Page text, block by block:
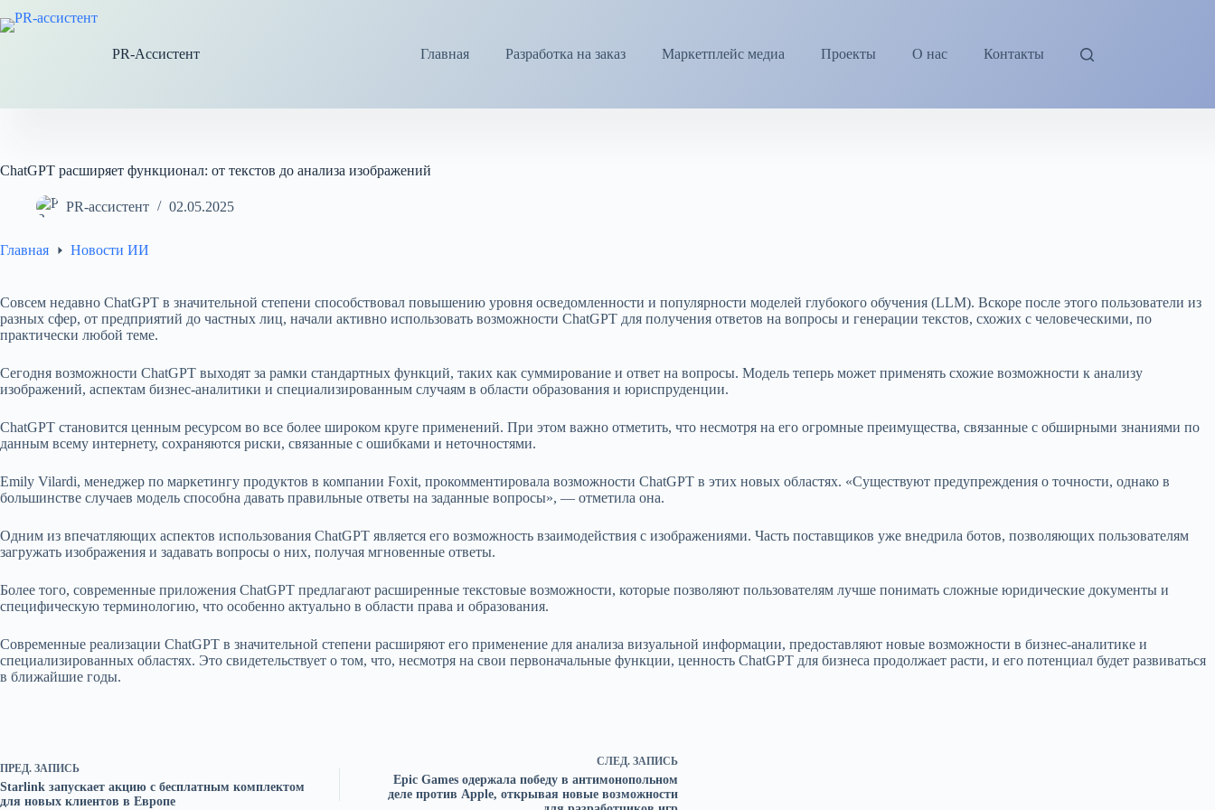
к
PR-Ассистент
Главная Разработка на заказ Маркетплейс медиа Проекты О нас Контакты
ChatGPT расширяет функционал: от текстов до анализа изображений
PR-ассистент 02.05.2025
Главная Новости ИИ
Совсем недавно ChatGPT в значительной степени способствовал повышению уровня осведомленности и популярности моделей глубокого обучения (LLM). Вскоре после этого пользователи из
разных сфер, от предприятий до частных лиц, начали активно использовать возможности ChatGPT для получения ответов на вопросы и генерации текстов, схожих с человеческими, по
практически любой теме.
Сегодня возможности ChatGPT выходят за рамки стандартных функций, таких как суммирование и ответ на вопросы. Модель теперь может применять схожие возможности к анализу
изображений, аспектам бизнес-аналитики и специализированным случаям в области образования и юриспруденции.
ChatGPT становится ценным ресурсом во все более широком круге применений. При этом важно отметить, что несмотря на его огромные преимущества, связанные с обширными знаниями по
данным всему интернету, сохраняются риски, связанные с ошибками и неточностями.
Emily Vilardi, менеджер по маркетингу продуктов в компании Foxit, прокомментировала возможности ChatGPT в этих новых областях. «Существуют предупреждения о точности, однако в
большинстве случаев модель способна давать правильные ответы на заданные вопросы», — отметила она.
Одним из впечатляющих аспектов использования ChatGPT является его возможность взаимодействия с изображениями. Часть поставщиков уже внедрила ботов, позволяющих пользователям
загружать изображения и задавать вопросы о них, получая мгновенные ответы.
Более того, современные приложения ChatGPT предлагают расширенные текстовые возможности, которые позволяют пользователям лучше понимать сложные юридические документы и
специфическую терминологию, что особенно актуально в области права и образования.
Современные реализации ChatGPT в значительной степени расширяют его применение для анализа визуальной информации, предоставляют новые возможности в бизнес-аналитике и
специализированных областях. Это свидетельствует о том, что, несмотря на свои первоначальные функции, ценность ChatGPT для бизнеса продолжает расти, и его потенциал будет развиваться
в ближайшие годы.
ПРЕД. ЗАПИСЬ
Starlink запускает акцию с бесплатным комплектом
для новых клиентов в Европе
СЛЕД. ЗАПИСЬ
Epic Games одержала победу в антимонопольном
деле против Apple, открывая новые возможности